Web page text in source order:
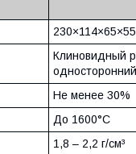
Клиновидный
Не менее 30%
До 1600°C
1,8 – 2,2 г/см³